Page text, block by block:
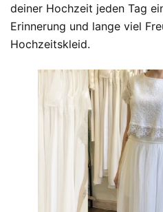
deiner Hochzeit jeden Tag
Erinnerung und lange viel
Hochzeitskleid.